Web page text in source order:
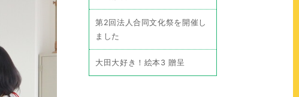
第2回法人合同文化祭を開催し
ました
大田大好き！絵本3 贈呈